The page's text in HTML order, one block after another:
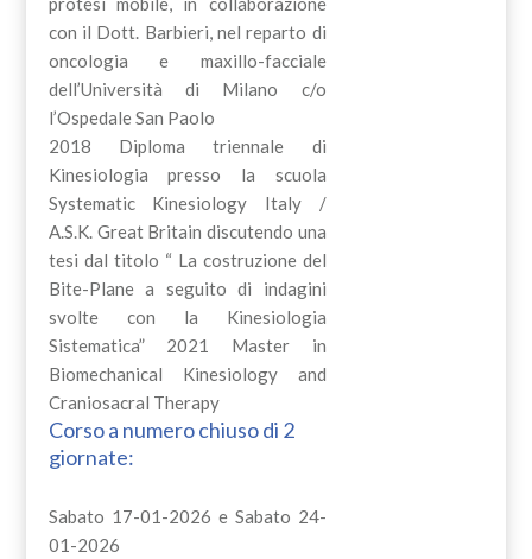
con il Dott. Barbieri, nel reparto di
oncologia e maxillo-facciale
dell’Università di Milano c/o
l’Ospedale San Paolo
2018 Diploma triennale di
Kinesiologia presso la scuola
Systematic Kinesiology Italy /
A.S.K. Great Britain discutendo una
tesi dal titolo “ La costruzione del
Bite-Plane a seguito di indagini
svolte con la Kinesiologia
Sistematica” 2021 Master in
Biomechanical Kinesiology and
Craniosacral Therapy
Corso a numero chiuso di 2
giornate:
Sabato 17-01-2026 e Sabato 24-
01-2026